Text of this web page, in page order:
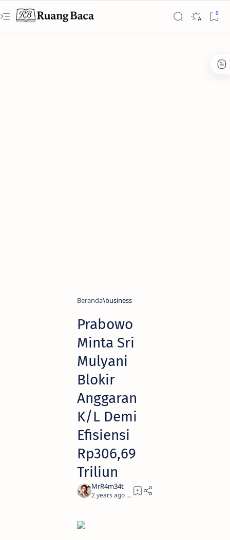
Beranda business
Prabowo
Minta Sri
Mulyani
Blokir
Anggaran
K/L Demi
Efisiensi
Rp306,69
Triliun
2 years ago 1